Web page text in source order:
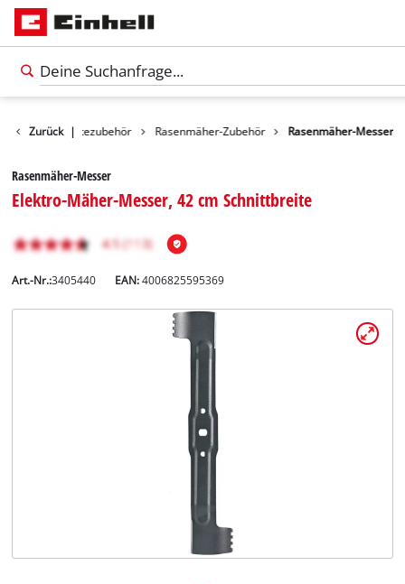
Zurück |
Gartengerätezubehör Rasenmäher-Zubehör Rasenmäher-Messer
Rasenmäher-Messer
Elektro-Mäher-Messer, 42 cm Schnittbreite
Art.-Nr.:3405440 EAN:4006825595369